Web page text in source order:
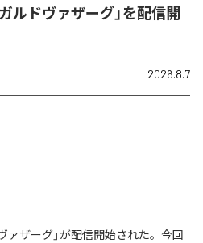
ルドヴァザーグ」を配信開
2026.8.7
ァザーグ」が配信開始された。今回